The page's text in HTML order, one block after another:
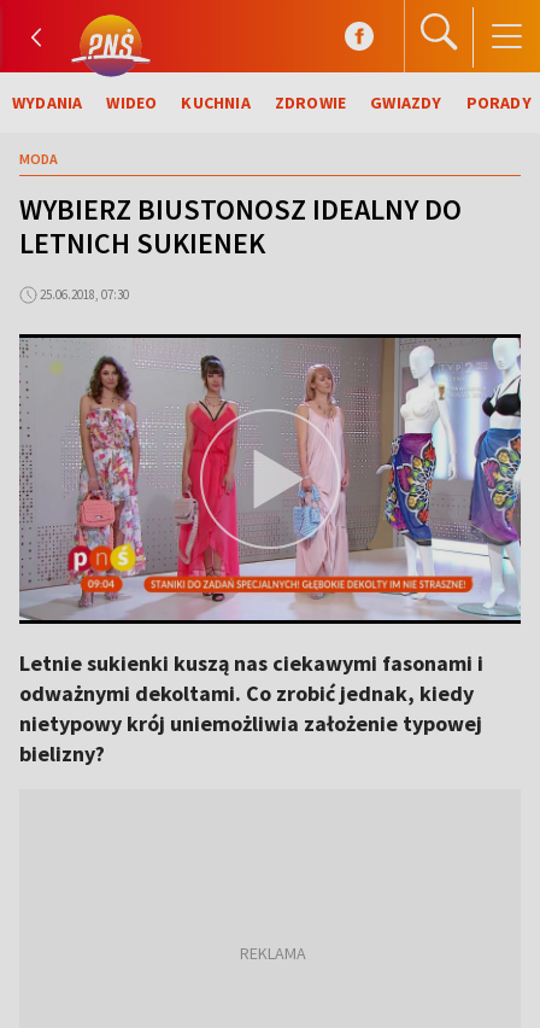
WYDANIA WIDEO KUCHNIA ZDROWIE GWIAZDY PORADY
MODA
WYBIERZ BIUSTONOSZ IDEALNY DO
LETNICH SUKIENEK
25.06.2018, 07:30
Letnie sukienki kuszą nas ciekawymi fasonami i
odważnymi dekoltami. Co zrobić jednak, kiedy
nietypowy krój uniemożliwia założenie typowej
bielizny?